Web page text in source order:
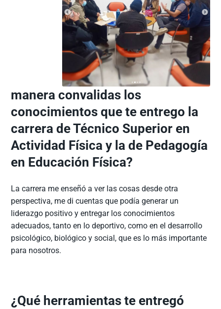
manera convalidas los
conocimientos que te entrego la
carrera de Técnico Superior en
Actividad Física y la de Pedagogía
en Educación Física?
La carrera me enseñó a ver las cosas desde otra
perspectiva, me di cuentas que podía generar un
liderazgo positivo y entregar los conocimientos
adecuados, tanto en lo deportivo, como en el desarrollo
psicológico, biológico y social, que es lo más importante
para nosotros.
¿Qué herramientas te entregó